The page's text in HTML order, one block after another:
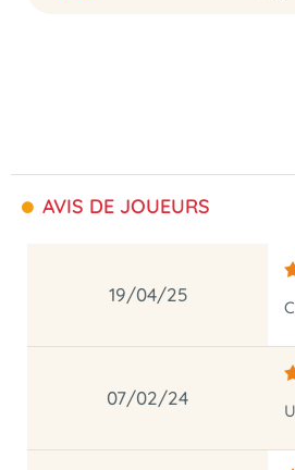
AVIS DE JOUEURS
19/04/25
07/02/24